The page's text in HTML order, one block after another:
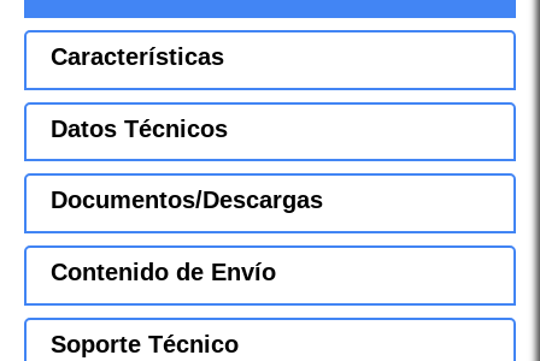
Características
Datos Técnicos
Documentos/Descargas
Contenido de Envío
Soporte Técnico